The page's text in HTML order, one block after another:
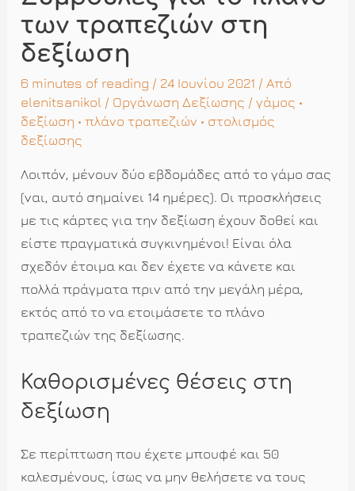
των τραπεζιών στη
δεξίωση
6 minutes of reading / 24 Ιουνίου 2021 / Από
elenitsanikol / Οργάνωση Δεξίωσης /γάμος •
δεξίωση •πλάνο τραπεζιών • στολισμός
δεξίωσης
Λοιπόν, μένουν δύο εβδομάδες από το γάμο σας
(ναι, αυτό σημαίνει 14 ημέρες). Οι προσκλήσεις
με τις κάρτες για την δεξίωση έχουν δοθεί και
είστε πραγματικά συγκινημένοι! Είναι όλα
σχεδόν έτοιμα και δεν έχετε να κάνετε και
πολλά πράγματα πριν από την μεγάλη μέρα,
εκτός από το να ετοιμάσετε το πλάνο
τραπεζιών της δεξίωσης.
Καθορισμένες θέσεις στη
δεξίωση
Σε περίπτωση που έχετε μπουφέ και 50
καλεσμένους, ίσως να μην θελήσετε να τους